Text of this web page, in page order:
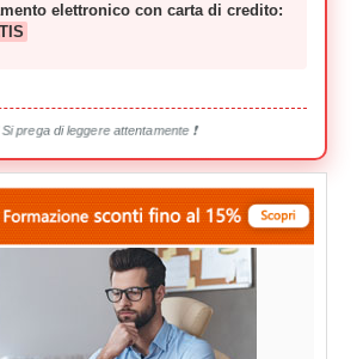
elettronico con carta di credito:
Si prega di leggere attentamente ❗